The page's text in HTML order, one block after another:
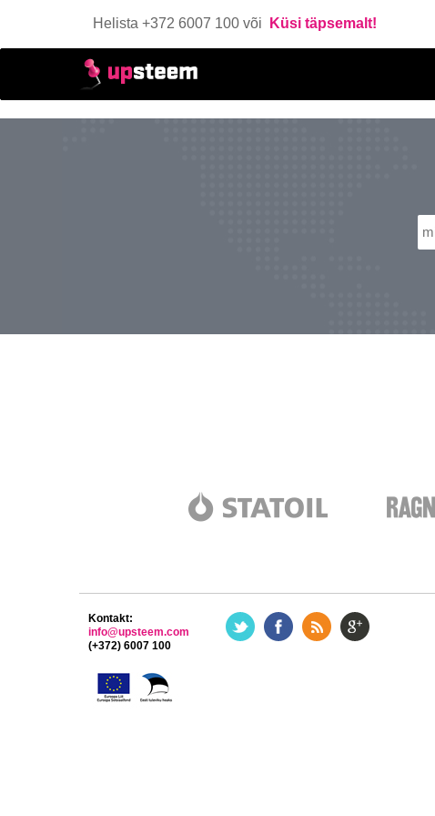
Helista +372 6007 100 või Küsi täpsemalt!
Kontakt:
info@upsteem.com
(+372) 6007 100